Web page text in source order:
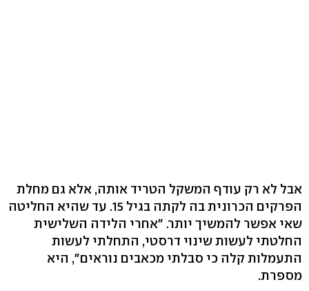
אבל לא רק עודף המשקל הטריד אותה, אלא גם מחלת
הפרקים הכרונית בה לקתה בגיל 15. עד שהיא החליטה
שאי אפשר להמשיך יותר. "אחרי הלידה השלישית
החלטתי לעשות שינוי דרסטי, התחלתי לעשות
התעמלות קלה כי סבלתי מכאבים נוראים", היא
מספרת.